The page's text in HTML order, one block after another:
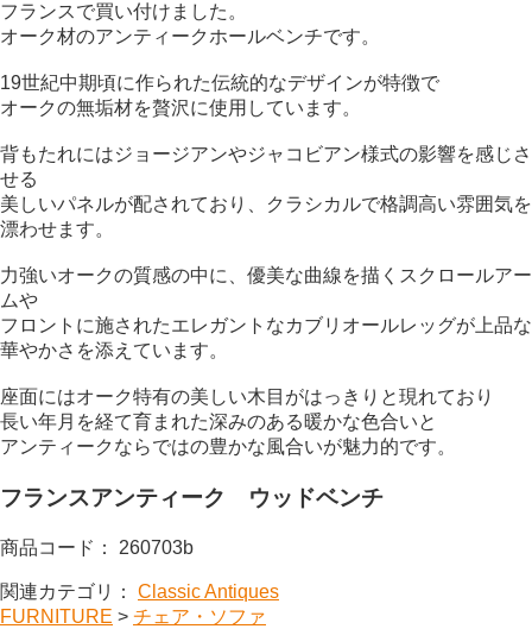
フランスで買い付けました。
オーク材のアンティークホールベンチです。
19世紀中期頃に作られた伝統的なデザインが特徴で
オークの無垢材を贅沢に使用しています。
背もたれにはジョージアンやジャコビアン様式の影響を感じさ
せる
美しいパネルが配されており、クラシカルで格調高い雰囲気を
漂わせます。
力強いオークの質感の中に、優美な曲線を描くスクロールアー
ムや
フロントに施されたエレガントなカブリオールレッグが上品な
華やかさを添えています。
座面にはオーク特有の美しい木目がはっきりと現れており
長い年月を経て育まれた深みのある暖かな色合いと
アンティークならではの豊かな風合いが魅力的です。
フランスアンティーク ウッドベンチ
商品コード： 260703b
関連カテゴリ：
Classic Antiques
FURNITURE > チェア・ソファ